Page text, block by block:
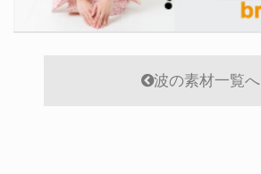
波の素材一覧へ